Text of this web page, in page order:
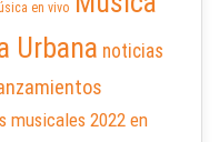
en vivo
Urbana noticias
musicales 2022 en